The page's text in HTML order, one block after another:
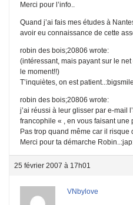
Merci pour l’info..
Quand j’ai fais mes études à
avoir eu connaissance de cette
robin des bois;20806 wrote:
(intéressant, mais payant sur le
le moment!!)
T’inquiètes, on est
robin des bois;20806 wrote:
j’ai réussi à leur glisser par e-mail
francophile « , en vous faisant une
Pas trop quand même car il risque
Merci pour ta démarche
25 février 2007 à 17h01
VNbylove